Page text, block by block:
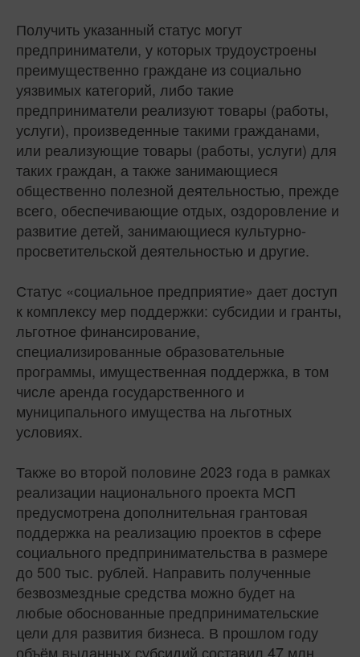
Получить указанный статус могут
предприниматели, у которых трудоустроены
преимущественно граждане из социально
уязвимых категорий, либо такие
предприниматели реализуют товары (работы,
услуги), произведенные такими гражданами,
или реализующие товары (работы, услуги) для
таких граждан, а также занимающиеся
общественно полезной деятельностью, прежде
всего, обеспечивающие отдых, оздоровление и
развитие детей, занимающиеся культурно-
просветительской деятельностью и другие.
Статус «социальное предприятие» дает доступ
к комплексу мер поддержки: субсидии и гранты,
льготное финансирование,
специализированные образовательные
программы, имущественная поддержка, в том
числе аренда государственного и
муниципального имущества на льготных
условиях.
Также во второй половине 2023 года в рамках
реализации национального проекта МСП
предусмотрена дополнительная грантовая
поддержка на реализацию проектов в сфере
социального предпринимательства в размере
до 500 тыс. рублей. Направить полученные
безвозмездные средства можно будет на
любые обоснованные предпринимательские
цели для развития бизнеса. В прошлом году
объём выданных субсидий составил 47 млн